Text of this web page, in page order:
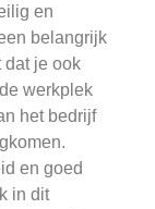
en
belangrijk
dat je ook
werkplek
het bedrijf
en goed
in dit